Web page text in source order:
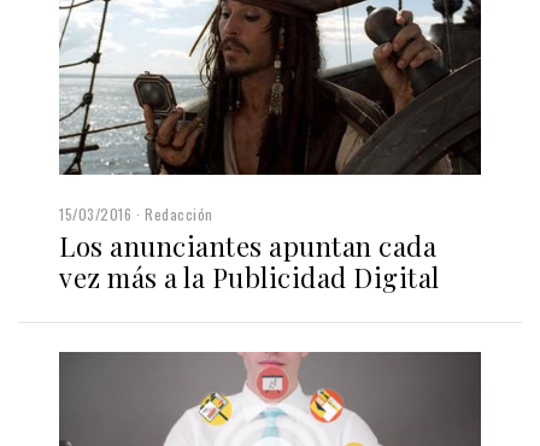
15/03/2016 Redacción
Los anunciantes apuntan cada
vez más a la Publicidad Digital